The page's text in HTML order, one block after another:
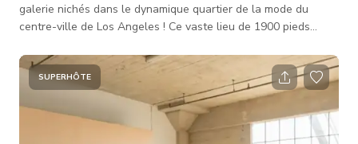
galerie nichés dans le dynamique quartier de la mode du
centre-ville de Los Angeles ! Ce vaste lieu de 1900 pieds
un mélange unique de briques apparentes et de murs blancs
immaculés, fournissant un cadre enchanteur pour vos projets
bois de boucherie élégamment teintés en blanc, complétés
SUPERHÔTE